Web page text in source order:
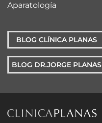
Aparatología
BLOG CLÍNICA PLANAS
BLOG DR.JORGE PLANAS